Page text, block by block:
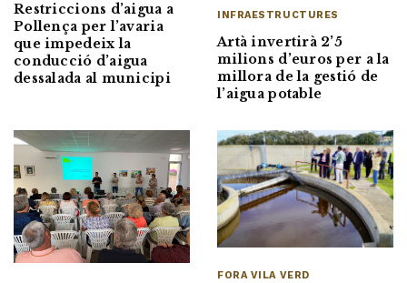
Restriccions d’aigua a
Pollença per l’avaria
que impedeix la
conducció d’aigua
dessalada al municipi
INFRAESTRUCTURES
Artà invertirà 2’5
milions d’euros per a la
millora de la gestió de
l’aigua potable
FORA VILA VERD